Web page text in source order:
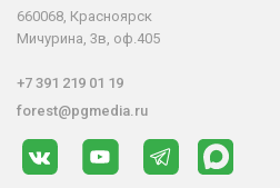
660068, Красноярск
Мичурина, 3в, оф.405
+7 391 219 01 19
forest@pgmedia.ru